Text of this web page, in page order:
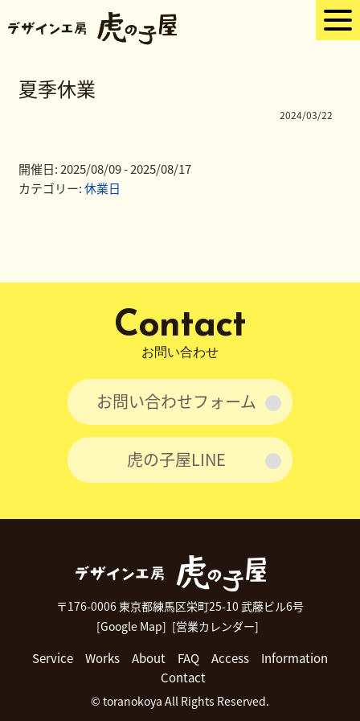
夏季休業
2024/03/22
開催日: 2025/08/09 - 2025/08/17
カテゴリー:休業日
Contact
お問い合わせ
お問い合わせフォーム
虎の子屋LINE
〒176-0006 東京都練馬区栄町25-10 武藤ビル6号
[Google Map] [営業カレンダー]
Service Works About FAQ Access
Information
Contact
© toranokoya All Rights Reserved.